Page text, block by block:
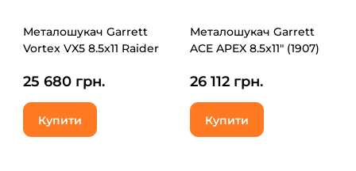
Металошукач Garrett
Vortex VX5 8.5x11 Raider
25 680 грн.
Купити
Металошукач Garrett
ACE APEX 8.5x11" (1907)
26 112 грн.
Купити